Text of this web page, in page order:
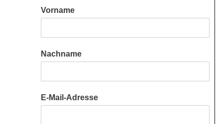
Vorname
Nachname
E-Mail-Adresse